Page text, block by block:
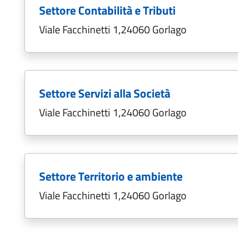
Settore Contabilità e Tributi
Viale Facchinetti 1,24060 Gorlago
Settore Servizi alla Società
Viale Facchinetti 1,24060 Gorlago
Settore Territorio e ambiente
Viale Facchinetti 1,24060 Gorlago